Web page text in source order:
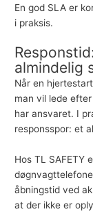
En god SLA er
i praksis.
almindelig
Når en
man vil lede
har ansvaret. I
responsspor: et
Hos TL SAFETY
åbningstid ved
at der ikke er